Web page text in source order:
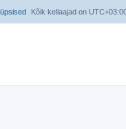
Kõik kellaajad on